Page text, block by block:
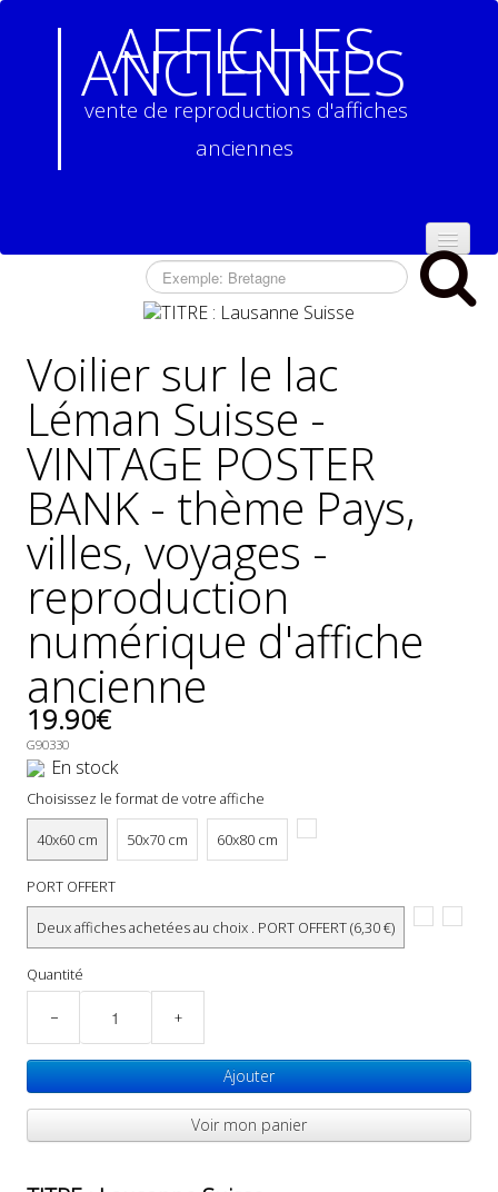
AFFICHES
ANCIENNES
vente de reproductions d'affiches
anciennes
D'AFFICHES
ANCIENNES
▼
CONTACT
CONDITIONS
GÉNÉRALES
DE
VENTE
MENTIONS
LÉGALES
POLITIQUE
DE
CONFIDENTIALITÉ
JALONS
POUR
UNE
HISTOIRE
DE
PUBLICITAIRE
FRANÇAISE
0
Voilier sur le lac
Léman Suisse -
VINTAGE POSTER
BANK - thème Pays,
villes, voyages -
reproduction
numérique d'affiche
ancienne
19.90€
G90330
En stock
Choisissez le format de votre affiche
40x60 cm 50x70 cm 60x80 cm
PORT OFFERT
Deux affiches achetées au choix . PORT OFFERT (6,30 €)
Quantité
− +
Ajouter
Voir mon panier